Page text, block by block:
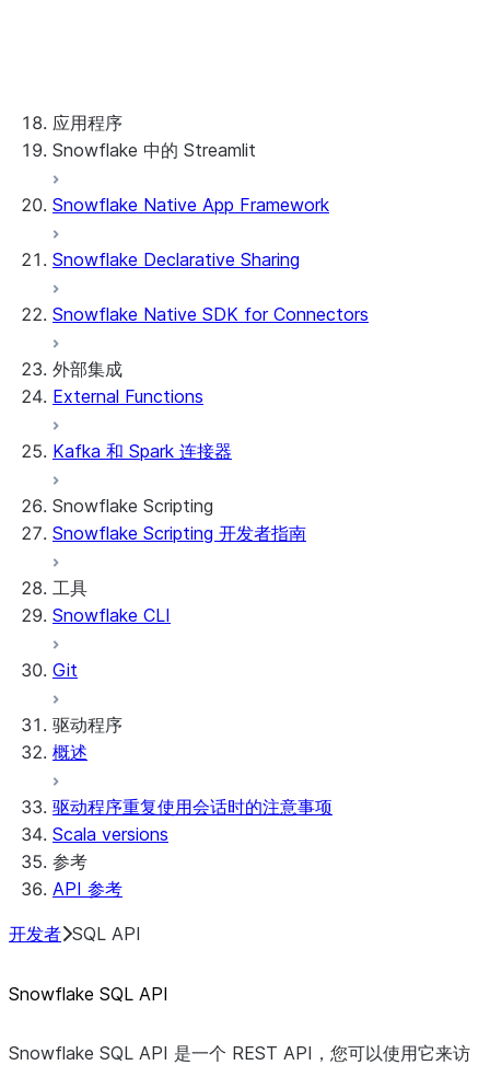
应用程序
Snowflake 中的 Streamlit
关于 Snowflake 中的 Streamlit
Snowflake
Example: Build a form that writes to
Privilege requirements
PrivateLink
Create your app
Manage your app
Runtime environments
Secrets and configuration
Migrations and upgrades
Identify your app type
Migrate from ROOT_LOCATION
功能
外部访问
Git 集成
Row access policies
Limitations and library changes
Snowflake 中的 Streamlit 故障排除
Snowflake Native App Framework
Snowflake Declarative Sharing
Snowflake Native SDK for Connectors
外部集成
External Functions
Kafka 和 Spark 连接器
Snowflake Scripting
Snowflake Scripting 开发者指南
工具
Snowflake CLI
Git
驱动程序
概述
驱动程序重复使用会话时的注意事项
Scala versions
参考
API 参考
开发者 SQL API
Snowflake SQL API
Snowflake SQL API 是一个 REST API，您可以使用它来访